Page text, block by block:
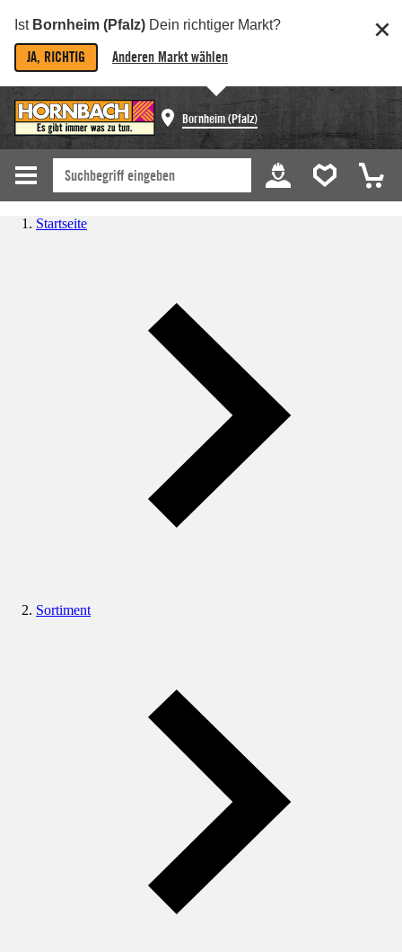
Ist Bornheim (Pfalz) Dein richtiger Markt?
JA, RICHTIG Anderen Markt wählen
Bornheim (Pfalz)
Startseite
Sortiment